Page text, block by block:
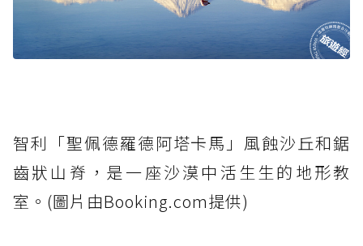
智利「聖佩德羅德阿塔卡馬」風蝕沙丘和鋸
齒狀山脊，是一座沙漠中活生生的地形教
室。(圖片由Booking.com提供)